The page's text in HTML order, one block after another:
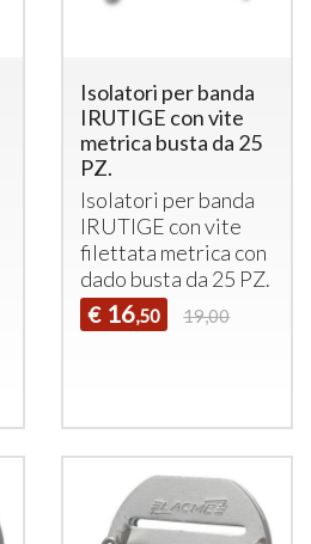
Isolatori per banda
IRUTIGE con vite
metrica busta da 25
PZ.
Isolatori per banda
IRUTIGE con vite
filettata metrica con
dado busta da 25 PZ.
€ 16,50 19,00